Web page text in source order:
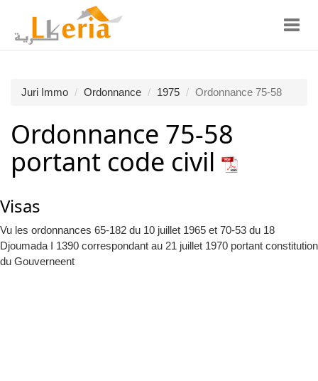
Juri Immo Ordonnance 1975 Ordonnance 75-58
Ordonnance 75-58
portant code civil
Visas
Vu les ordonnances 65-182 du 10 juillet 1965 et 70-53 du 18
Djoumada I 1390 correspondant au 21 juillet 1970 portant constitution
du Gouverneent